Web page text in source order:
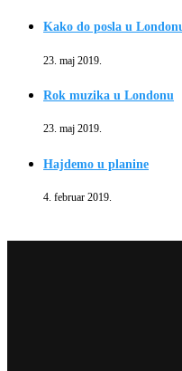
Kako do posla u
23. maj 2019.
Rok muzika u Londonu
23. maj 2019.
Hajdemo u planine
4. februar 2019.